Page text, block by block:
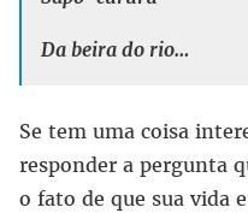
Da beira do rio…
Se tem uma coisa
responder a pergunta
o fato de que sua vida